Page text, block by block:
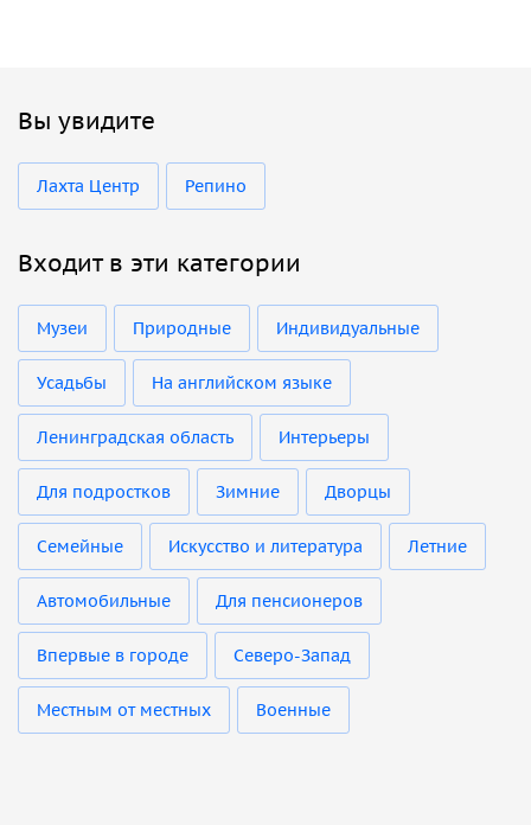
Вы увидите
Лахта Центр Репино
Входит в эти категории
Музеи Природные Индивидуальные
Усадьбы На английском языке
Ленинградская область Интерьеры
Для подростков Зимние Дворцы
Семейные Искусство и литература Летние
Автомобильные Для пенсионеров
Впервые в городе Северо-Запад
Местным от местных Военные